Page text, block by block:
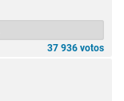
37 936 votos